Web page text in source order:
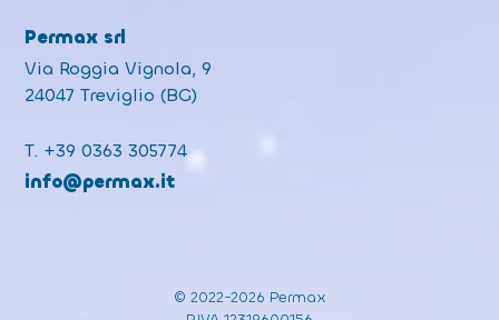
Permax srl
Via Roggia Vignola, 9
24047 Treviglio (BG)
T. +39 0363 305774
info@permax.it
© 2022-2026 Permax